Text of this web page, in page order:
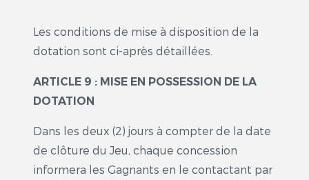
Les conditions de mise à disposition de la
dotation sont ci-après détaillées.
ARTICLE 9 : MISE EN POSSESSION DE LA
DOTATION
Dans les deux (2) jours à compter de la date
de clôture du Jeu, chaque concession
informera les Gagnants en le contactant par